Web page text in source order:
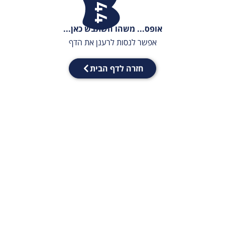
אופס... משהו השתבש כאן...
אפשר לנסות לרענן את הדף
חזרה לדף הבית